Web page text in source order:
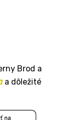
Brod a
a dôležité